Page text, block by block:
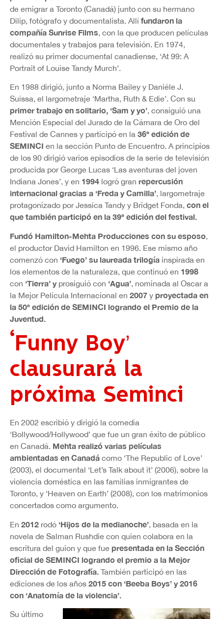
de emigrar a Toronto (Canadá) junto con su hermano
Dilip, fotógrafo y documentalista. Allí fundaron la
compañía Sunrise Films, con la que producen películas
documentales y trabajos para televisión. En 1974,
realizó su primer documental canadiense, ‘At 99: A
Portrait of Louise Tandy Murch’.
En 1988 dirigió, junto a Norma Bailey y Daniéle J.
Suissa, el largometraje ‘Martha, Ruth & Edie’. Con su
primer trabajo en solitario, ‘Sam y yo’, consiguió una
Mención Especial del Jurado de la Cámara de Oro del
Festival de Cannes y participó en la 36ª edición de
SEMINCI en la sección Punto de Encuentro. A principios
de los 90 dirigió varios episodios de la serie de televisión
producida por George Lucas ‘Las aventuras del joven
Indiana Jones’, y en 1994 logró gran repercusión
internacional gracias a ‘Freda y Camilla’, largometraje
protagonizado por Jessica Tandy y Bridget Fonda, con el
que también participó en la 39ª edición del festival.
Fundó Hamilton-Mehta Producciones con su esposo,
el productor David Hamilton en 1996. Ese mismo año
comenzó con ‘Fuego’ su laureada trilogía inspirada en
los elementos de la naturaleza, que continuó en 1998
con ‘Tierra’ yprosiguió con ‘Agua’, nominada al Oscar a
la Mejor Película Internacional en 2007 y proyectada en
la 50ª edición de SEMINCI logrando el Premio de la
Juventud.
‘Funny Boy’
clausurará la
próxima Seminci
En 2002 escribió y dirigió la comedia
‘Bollywood/Hollywood’ que fue un gran éxito de público
en Canadá. Mehta realizó varias películas
ambientadas en Canadá como ‘The Republic of Love’
(2003), el documental ‘Let’s Talk about it’ (2006), sobre la
violencia doméstica en las familias inmigrantes de
Toronto, y ‘Heaven on Earth’ (2008), con los matrimonios
concertados como argumento.
En 2012 rodó ‘Hijos de la medianoche’, basada en la
novela de Salman Rushdie con quien colabora en la
escritura del guion y que fue presentada en la Sección
oficial de SEMINCI logrando el premio a la Mejor
Dirección de Fotografía. También participó en las
ediciones de los años 2015 con ‘Beeba Boys’ y 2016
con ‘Anatomía de la violencia’.
Su último